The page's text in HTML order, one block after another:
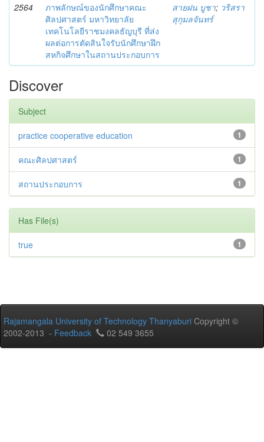
2564
ภาพลักษณ์ของนักศึกษาคณะ
ศิลปศาสตร์ มหาวิทยาลัย
เทคโนโลยีราชมงคลธัญบุรี ที่ส่ง
ผลต่อการตัดสินใจรับนักศึกษาฝึก
สหกิจศึกษาในสถานประกอบการ
สายฝน บูชา; วริสรา
สุกุมลจันทร์
Discover
Subject
1
practice cooperative education
1
คณะศิลปศาสตร์
1
สถานประกอบการ
Has File(s)
1
true
Rajamangala University of Technology Thanyaburi Copyright ©
2002-2013 - Feedback 02 549 3655